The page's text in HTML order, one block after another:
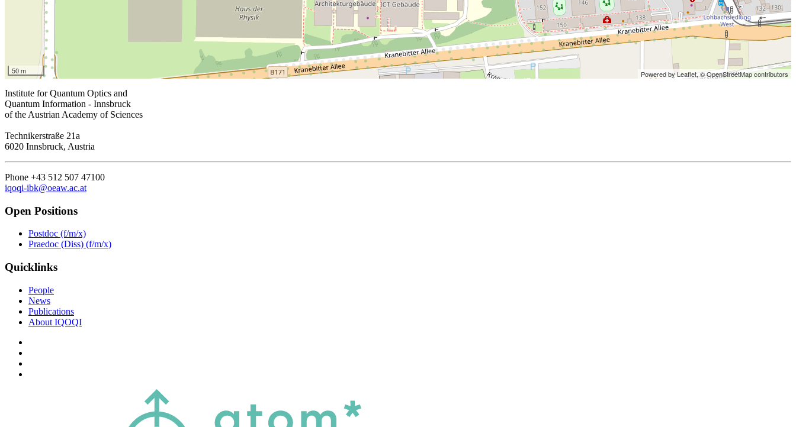
50 m Powered by Leaflet, © OpenStreetMap contributors
Institute for Quantum Optics and
Quantum Information - Innsbruck
of the Austrian Academy of Sciences
Technikerstraße 21a
6020 Innsbruck, Austria
Phone +43 512 507 47100
iqoqi-ibk@oeaw.ac.at
Open Positions
Postdoc (f/m/x)
Praedoc (Diss) (f/m/x)
Quicklinks
People
News
Publications
About IQOQI